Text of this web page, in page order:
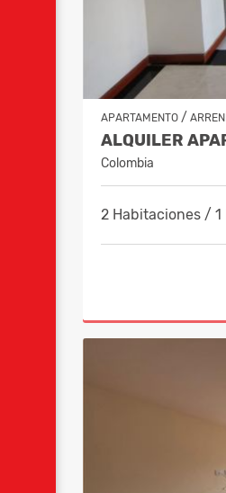
APARTAMENTO /
Colombia
2 Habitaciones /